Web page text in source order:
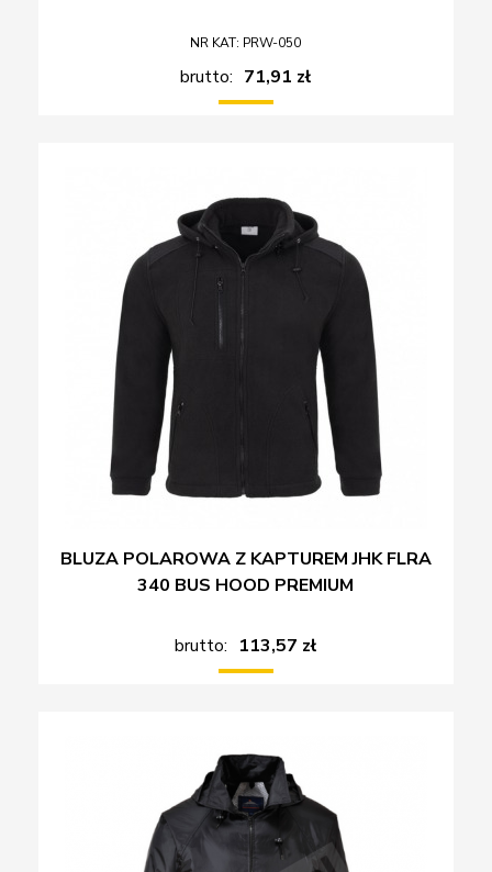
NR KAT: PRW-050
brutto: 71,91 zł
BLUZA POLAROWA Z KAPTUREM JHK FLRA
340 BUS HOOD PREMIUM
brutto: 113,57 zł